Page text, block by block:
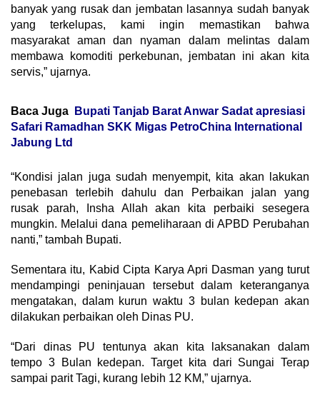
banyak yang rusak dan jembatan lasannya sudah banyak
yang terkelupas, kami ingin memastikan bahwa
masyarakat aman dan nyaman dalam melintas dalam
membawa komoditi perkebunan, jembatan ini akan kita
servis,” ujarnya.
Baca Juga
Bupati Tanjab Barat Anwar Sadat apresiasi
Safari Ramadhan SKK Migas PetroChina International
Jabung Ltd
“Kondisi jalan juga sudah menyempit, kita akan lakukan
penebasan terlebih dahulu dan Perbaikan jalan yang
rusak parah, Insha Allah akan kita perbaiki sesegera
mungkin. Melalui dana pemeliharaan di APBD Perubahan
nanti,” tambah Bupati.
Sementara itu, Kabid Cipta Karya Apri Dasman yang turut
mendampingi peninjauan tersebut dalam keteranganya
mengatakan, dalam kurun waktu 3 bulan kedepan akan
dilakukan perbaikan oleh Dinas PU.
“Dari dinas PU tentunya akan kita laksanakan dalam
tempo 3 Bulan kedepan. Target kita dari Sungai Terap
sampai parit Tagi, kurang lebih 12 KM,” ujarnya.